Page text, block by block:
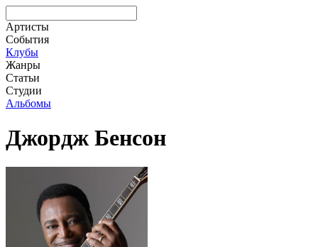
Артисты
События
Клубы
Жанры
Статьи
Студии
Альбомы
Джордж Бенсон